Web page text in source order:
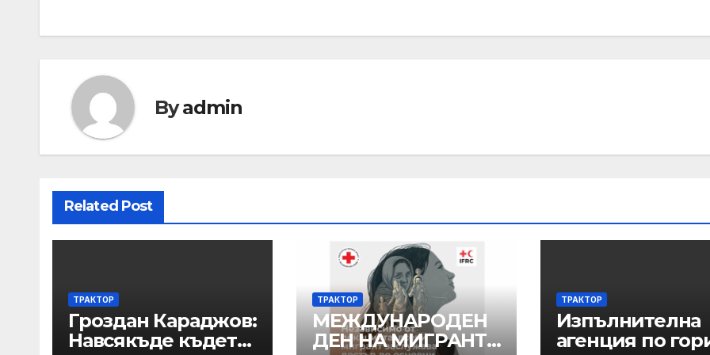
Byadmin
Related Post
ТРАКТОР
Гроздан Караджов:
Навсякъде където
ТРАКТОР
МЕЖДУНАРОДЕН
ДЕН НА МИГРАНТА
ТРАКТОР
Изпълнителна
агенция по